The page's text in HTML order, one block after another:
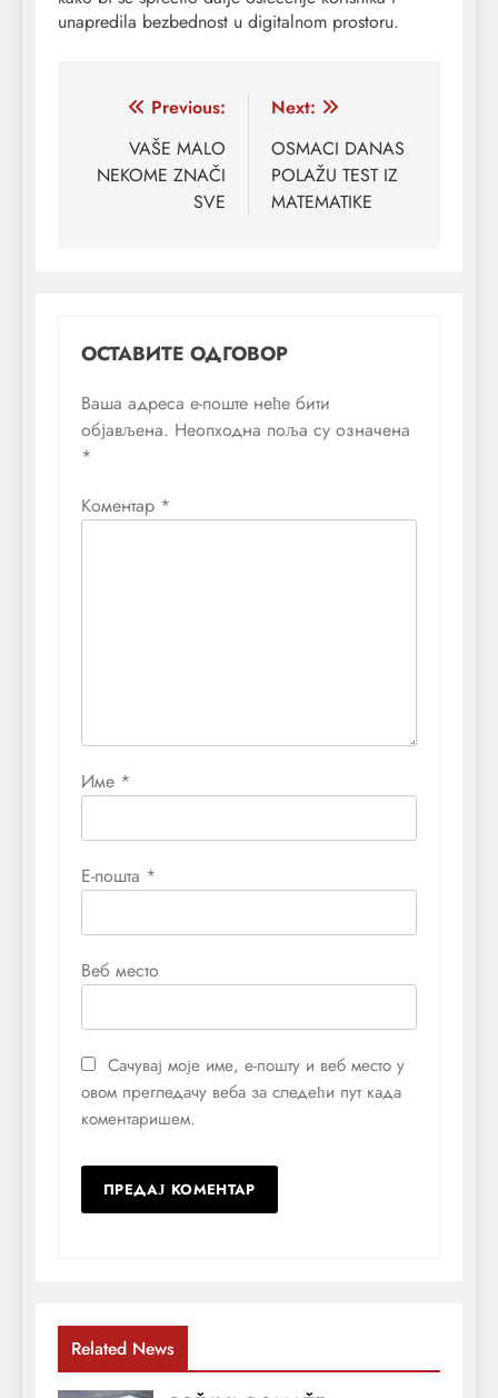
unapredila bezbednost u digitalnom prostoru.
Кретање
чланка
Previous:
VAŠE MALO
NEKOME ZNAČI
SVE
Next:
OSMACI DANAS
POLAŽU TEST IZ
MATEMATIKE
ОСТАВИТЕ ОДГОВОР
Ваша адреса е-поште неће бити
објављена. Неопходна поља су означена
*
Коментар *
Име *
Е-пошта *
Веб место
Сачувај моје име, е-пошту и веб место у
овом прегледачу веба за следећи пут када
коментаришем.
Related News